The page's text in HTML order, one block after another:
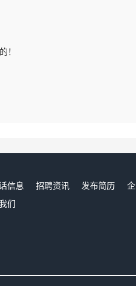
！
信息 招聘资讯 发布简历
们